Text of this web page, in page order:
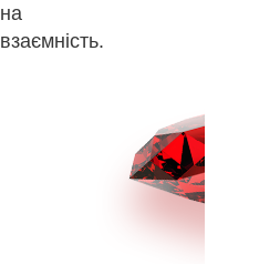
на
взаємність.